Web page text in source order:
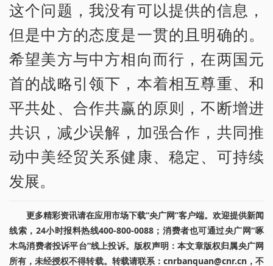
这个问题，我没有可以提供的信息，
但是中方的态度是一贯的且明确的。
希望美方与中方相向而行，在两国元
首的战略引领下，本着相互尊重、和
平共处、合作共赢的原则，不断增进
共识，减少误解，加强合作，共同推
动中美经贸关系健康、稳定、可持续
发展。
更多精彩资讯请在应用市场下载“央广网”客户端。欢迎提供新闻
线索，24小时报料热线400-800-0088；消费者也可通过央广网“啄
木鸟消费者投诉平台”线上投诉。版权声明：本文章版权归属央广网
所有，未经授权不得转载。转载请联系：cnrbanquan@cnr.cn，不